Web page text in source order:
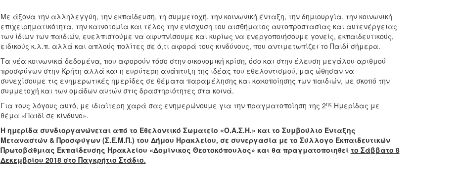
Με άξονα την αλληλεγγύη, την εκπαίδευση, τη συμμετοχή, την κοινωνική ένταξη, την δημιουργία, την κοινωνική
επιχειρηματικότητα, την καινοτομία και τέλος την ενίσχυση του αισθήματος αυτοπροστασίας και αυτενέργειας
των ίδιων των παιδιών, ευελπιστούμε να αφυπνίσουμε και κυρίως να ενεργοποιήσουμε γονείς, εκπαιδευτικούς,
ειδικούς κ.λ.π. αλλά και απλούς πολίτες σε ό,τι αφορά τους κινδύνους, που αντιμετωπίζει το Παιδί σήμερα.
Τα νέα κοινωνικά δεδομένα, που αφορούν τόσο στην οικονομική κρίση, όσο και στην έλευση μεγάλου αριθμού
προσφύγων στην Κρήτη αλλά και η ευρύτερη ανάπτυξη της ιδέας του εθελοντισμού, μας ώθησαν να
συνεχίσουμε τις ενημερωτικές ημερίδες σε θέματα παραμέλησης και κακοποίησης των παιδιών, με σκοπό την
συμμετοχή και των ομάδων αυτών στις δραστηριότητες στα κοινά.
Για τους λόγους αυτό, με ιδιαίτερη χαρά σας ενημερώνουμε για την πραγματοποίηση της 2ης Ημερίδας με
θέμα «Παιδί σε κίνδυνο».
Η ημερίδα συνδιοργανώνεται από το Εθελοντικό Σωματείο «Ο.Α.Σ.Η.» και το Συμβούλιο Ένταξης
Μεταναστών & Προσφύγων (Σ.Ε.Μ.Π.) του Δήμου Ηρακλείου, σε συνεργασία με το Σύλλογο Εκπαιδευτικών
Πρωτοβάθμιας Εκπαίδευσης Ηρακλείου «Δομίνικος Θεοτοκόπουλος» και θα πραγματοποιηθεί το Σάββατο 8
Δεκεμβρίου 2018 στο Παγκρήτιο Στάδιο.